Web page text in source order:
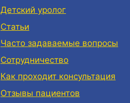
Детский уролог
Статьи
Часто задаваемые вопросы
Сотрудничество
Как проходит консультация
Отзывы пациентов